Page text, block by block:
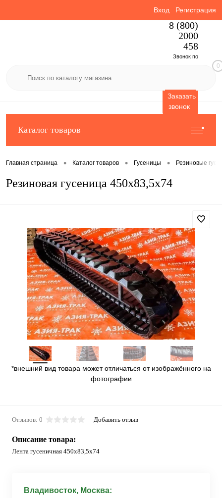
Вход Регистрация
8 (800)
2000
458
Звонок по
Заказать
звонок
0
Каталог товаров
Главная страница • Каталог товаров • Гусеницы • Резиновые
Резиновая гусеница 450x83,5x74
*внешний вид товара может отличаться от изображённого на
фотографии
Отзывов: 0 Добавить отзыв
Описание товара:
Лента гусеничная 450x83,5x74
Владивосток, Москва: